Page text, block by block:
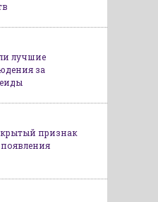
лучшие
за
признак